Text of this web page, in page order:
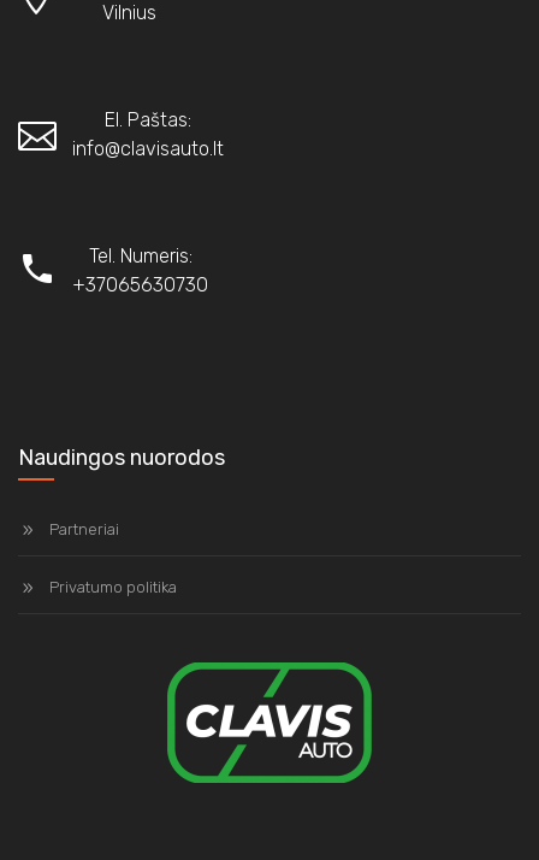
Vilnius
El. Paštas:
info@clavisauto.lt
Tel. Numeris:
+37065630730
Naudingos nuorodos
Partneriai
Privatumo politika